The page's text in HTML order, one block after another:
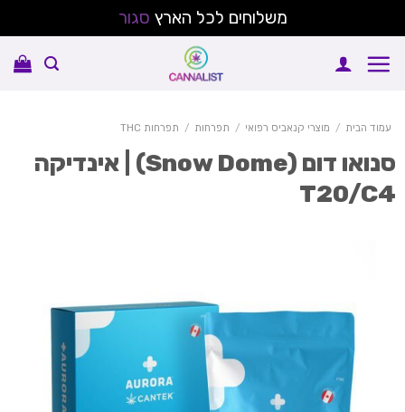
משלוחים לכל הארץסגור
עמוד הבית / מוצרי קנאביס רפואי / תפרחות / תפרחות THC
סנואו דום (Snow Dome) | אינדיקה
T20/